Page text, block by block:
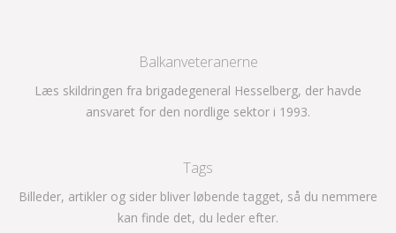
Balkanveteranerne
Læs skildringen fra brigadegeneral Hesselberg, der havde
ansvaret for den nordlige sektor i 1993.
Tags
Billeder, artikler og sider bliver løbende tagget, så du nemmere
kan finde det, du leder efter.